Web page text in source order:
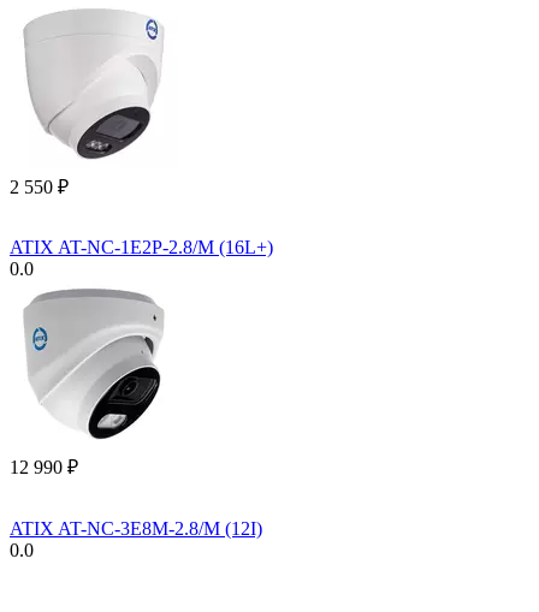
2 550 ₽
ATIX AT-NC-1E2P-2.8/M (16L+)
0.0
12 990 ₽
ATIX AT-NC-3E8M-2.8/M (12I)
0.0